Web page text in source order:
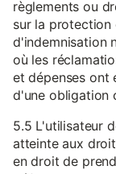
règlements ou
sur la protection
d'indemnisation
où les
et dépenses ont
d'une obligation
5.5 L'utilisateur
atteinte aux
en droit de